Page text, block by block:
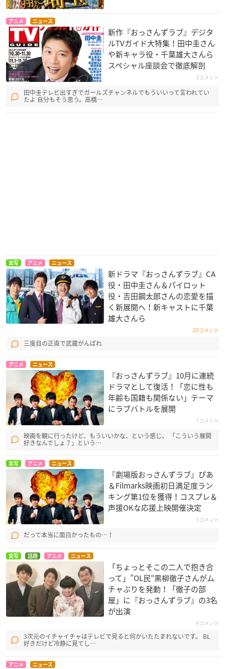
アニメ ニュース
新作『おっさんずラブ』デジタ
ルTVガイド大特集！田中圭さん
や新キャラ役・千葉雄大さんら
スペシャル座談会で徹底解剖
3コメント
田中圭テレビ出すぎでガールズチャンネルでもういいって言われてい
たよ 自分もそう思う。高橋…
実写 アニメ ニュース
新ドラマ『おっさんずラブ』CA
役・田中圭さん＆パイロット
役・吉田鋼太郎さんの恋愛を描
く新展開へ！新キャストに千葉
雄大さんら
29コメント
三度目の正直で武蔵がんばれ
アニメ ニュース
『おっさんずラブ』10月に連続
ドラマとして復活！「恋に性も
年齢も国籍も関係ない」テーマ
にラブバトルを展開
7コメント
映画を観に行ったけど、もういいかな、という感じ。 「こういう展開
好きなんでしょ？」という…
実写 アニメ ニュース
『劇場版おっさんずラブ』ぴあ
＆Filmarks映画初日満足度ラン
キング第1位を獲得！コスプレ＆
声援OKな応援上映開催決定
3コメント
だって本当に面白かったもの…！
実写 話題 アニメ ニュース
「ちょっとそこの二人で抱き合
って」”OL民”黒柳徹子さんがム
チャぶりを発動！「徹子の部
屋」に『おっさんずラブ』の3名
が出演
9コメント
3次元のイチャイチャはテレビで見ると何かいたたまれないです。 BL
好きだけど冷静に見てし…
アニメ ニュース